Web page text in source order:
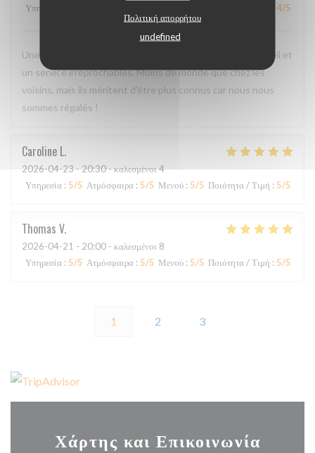
Πολιτική απορρήτου
undefined
Υπηρεσία
4/5
Une cuisine délicieuse et pleine de saveurs, avec un accueil et
un service irréprochables. Moins de monde que chez les
voisins, mais ils méritent d'être plus connus car nous nous
sommes régalés !
Caroline L
2026-04-23 - 20:30 - καλεσμένοι 4
Υπηρεσία : 5/5 Ατμόσφαιρα : 5/5 Μενού : 5/5 Ποιότητα / Τιμή : 5/5
Thomas V
2026-04-21 - 20:00 - καλεσμένοι 8
Υπηρεσία : 5/5 Ατμόσφαιρα : 5/5 Μενού : 5/5 Ποιότητα / Τιμή : 5/5
1 2 3
Χάρτης και Επικοινωνία